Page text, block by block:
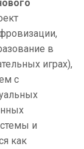
в
играх),
с
и
как